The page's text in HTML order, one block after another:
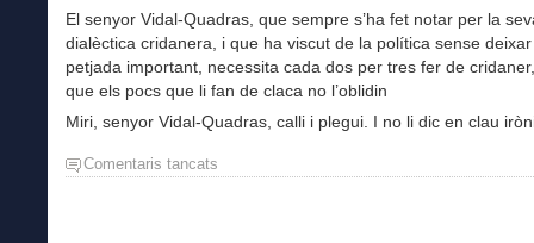
El senyor Vidal-Quadras, que sempre s’ha fet notar per la
dialèctica cridanera, i que ha viscut de la política sense
petjada important, necessita cada dos per tres fer de
que els pocs que li fan de claca no l’oblidin
Miri, senyor Vidal-Quadras, calli i plegui. I no li dic en clau
Comentaris tancats